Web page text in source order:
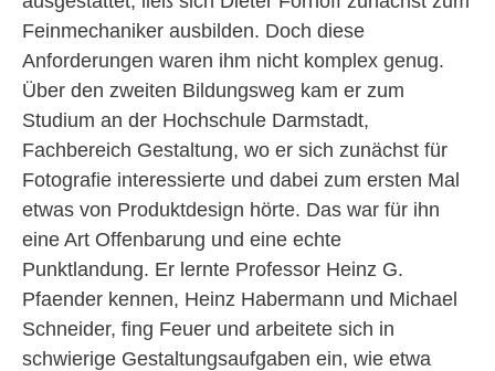
Feinmechaniker ausbilden. Doch diese
Anforderungen waren ihm nicht komplex genug.
Über den zweiten Bildungsweg kam er zum
Studium an der Hochschule Darmstadt,
Fachbereich Gestaltung, wo er sich zunächst für
Fotografie interessierte und dabei zum ersten Mal
etwas von Produktdesign hörte. Das war für ihn
eine Art Offenbarung und eine echte
Punktlandung. Er lernte Professor Heinz G.
Pfaender kennen, Heinz Habermann und Michael
Schneider, fing Feuer und arbeitete sich in
schwierige Gestaltungsaufgaben ein, wie etwa